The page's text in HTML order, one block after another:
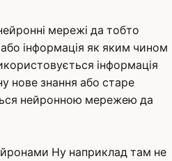
мережі да тобто
інформація як яким чином
інформація
нове знання або старе
нейронною мережею да
Ну наприклад там не